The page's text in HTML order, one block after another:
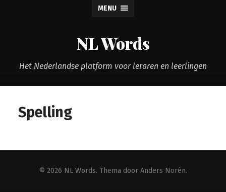
MENU
NL Words
Het Nederlandse platform voor leraren en leerlingen
Spelling
© 2026 NL Words. Thema door Anders Norén.